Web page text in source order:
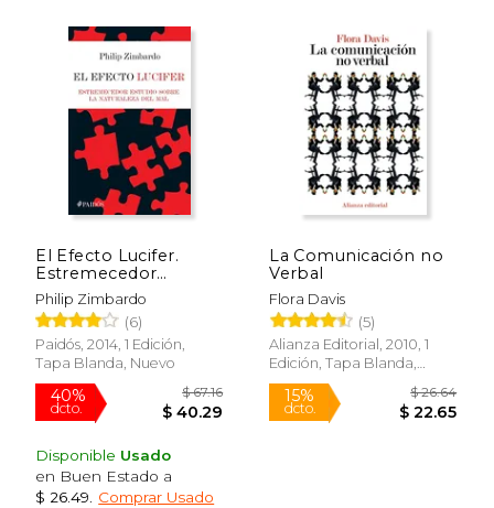
12%
dcto. $ 21.09
40%
dcto.
El Efecto Lucifer.
Estremecedor
Estudio Sobre la
Naturaleza del mal
Philip Zimbardo
(6)
Paidós, 2014, 1 Edición,
Tapa Blanda, Nuevo
Disponible Usado
en Buen Estado a
$ 26.49
Comprar Usado
La Comunicación no
Verbal
Flora Davis
(5)
Alianza Editorial, 2010, 1
Edición, Tapa Blanda,
Nuevo